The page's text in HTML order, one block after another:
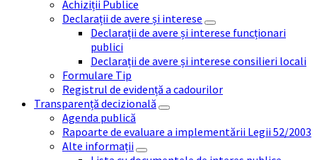
Achiziții Publice
Declarații de avere și interese
Declarații de avere și interese funcționari
publici
Declarații de avere și interese consilieri locali
Formulare Tip
Registrul de evidență a cadourilor
Transparență decizională
Agenda publică
Rapoarte de evaluare a implementării Legii 52/2003
Alte informații